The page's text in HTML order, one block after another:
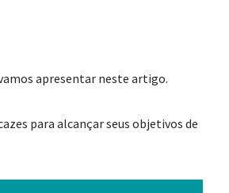
apresentar neste artigo.
para alcançar seus objetivos de